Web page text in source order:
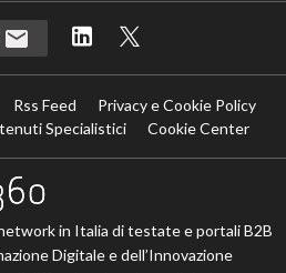
Rss Feed
Privacy e Cookie Policy
Specialistici
Cookie Center
in Italia di testate e portali B2B
Digitale e dell’Innovazione